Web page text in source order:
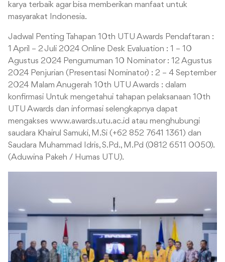
karya terbaik agar bisa memberikan manfaat untuk
masyarakat Indonesia.
Jadwal Penting Tahapan 10th UTU Awards Pendaftaran :
1 April – 2 Juli 2024 Online Desk Evaluation : 1 – 10
Agustus 2024 Pengumuman 10 Nominator : 12 Agustus
2024 Penjurian (Presentasi Nominator) : 2 – 4 September
2024 Malam Anugerah 10th UTU Awards : dalam
konfirmasi Untuk mengetahui tahapan pelaksanaan 10th
UTU Awards dan informasi selengkapnya dapat
mengakses www.awards.utu.ac.id atau menghubungi
saudara Khairul Samuki, M.Si (+62 852 7641 1361) dan
Saudara Muhammad Idris, S.Pd., M.Pd (0812 6511 0050).
(Aduwina Pakeh / Humas UTU).